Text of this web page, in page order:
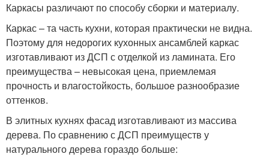
Каркасы различают по способу сборки и материалу.
Каркас – та часть кухни, которая практически не видна.
Поэтому для недорогих кухонных ансамблей каркас
изготавливают из ДСП с отделкой из ламината. Его
преимущества – невысокая цена, приемлемая
прочность и влагостойкость, большое разнообразие
оттенков.
В элитных кухнях фасад изготавливают из массива
дерева. По сравнению с ДСП преимуществ у
натурального дерева гораздо больше: